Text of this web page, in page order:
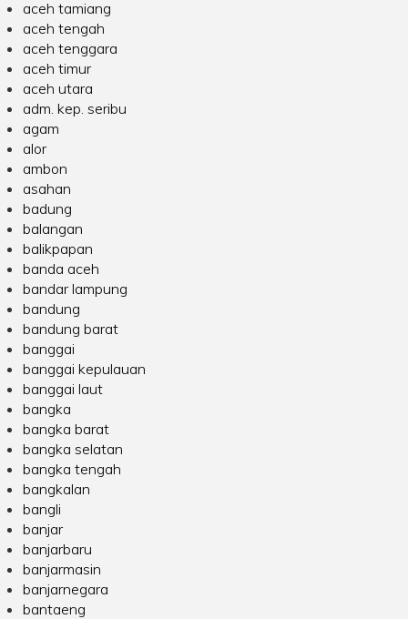
aceh tamiang
aceh tengah
aceh tenggara
aceh timur
aceh utara
adm. kep. seribu
agam
alor
ambon
asahan
badung
balangan
balikpapan
banda aceh
bandar lampung
bandung
bandung barat
banggai
banggai kepulauan
banggai laut
bangka
bangka barat
bangka selatan
bangka tengah
bangkalan
bangli
banjar
banjarbaru
banjarmasin
banjarnegara
bantaeng